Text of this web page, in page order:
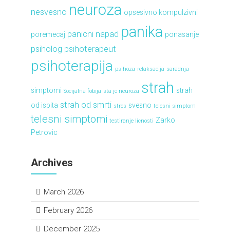
nesvesno neuroza opsesivno kompulzivni
poremecaj panicni napad panika ponasanje
psiholog psihoterapeut
psihoterapija psihoza relaksacija saradnja
simptomi Socijalna fobija sta je neuroza strah strah
od ispita strah od smrti stres svesno telesni simptom
telesni simptomi testiranje licnosti Zarko
Petrovic
Archives
March 2026
February 2026
December 2025